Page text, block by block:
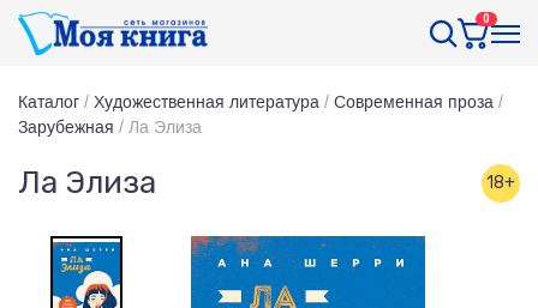
0
Каталог / Художественная литература / Современная проза /
Зарубежная / Ла Элиза
Ла Элиза 18+